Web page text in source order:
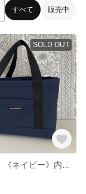
すべて 販売中
SOLD OUT